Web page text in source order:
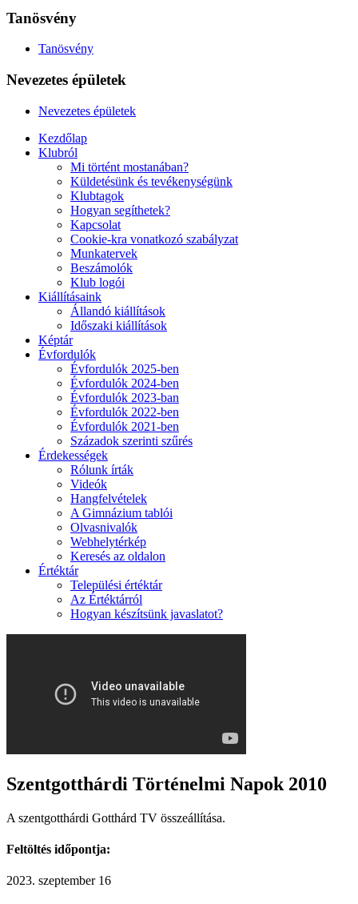
Tanösvény
Tanösvény
Nevezetes épületek
Nevezetes épületek
Kezdőlap
Klubról
Mi történt mostanában?
Küldetésünk és tevékenységünk
Klubtagok
Hogyan segíthetek?
Kapcsolat
Cookie-kra vonatkozó szabályzat
Munkatervek
Beszámolók
Klub logói
Kiállításaink
Állandó kiállítások
Időszaki kiállítások
Képtár
Évfordulók
Évfordulók 2025-ben
Évfordulók 2024-ben
Évfordulók 2023-ban
Évfordulók 2022-ben
Évfordulók 2021-ben
Századok szerinti szűrés
Érdekességek
Rólunk írták
Videók
Hangfelvételek
A Gimnázium tablói
Olvasnivalók
Webhelytérkép
Keresés az oldalon
Értéktár
Települési értéktár
Az Értéktárról
Hogyan készítsünk javaslatot?
Szentgotthárdi Történelmi Napok 2010
A szentgotthárdi Gotthárd TV összeállítása.
Feltöltés időpontja:
2023. szeptember 16